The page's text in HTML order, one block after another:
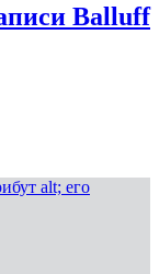
Balluff